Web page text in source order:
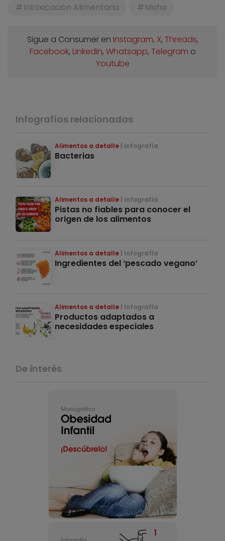
Intoxicación Alimentaria Moho
Sigue a Consumer en Instagram, X, Threads,
Facebook, Linkedin, Whatsapp, Telegram o
Youtube
Infografías relacionadas
Alimentos a detalle Infografía
Bacterias
Alimentos a detalle Infografía
Pistas no fiables para conocer el
origen de los alimentos
Alimentos a detalle Infografía
Ingredientes del ‘pescado vegano’
Alimentos a detalle Infografía
Productos adaptados a
necesidades especiales
De interés